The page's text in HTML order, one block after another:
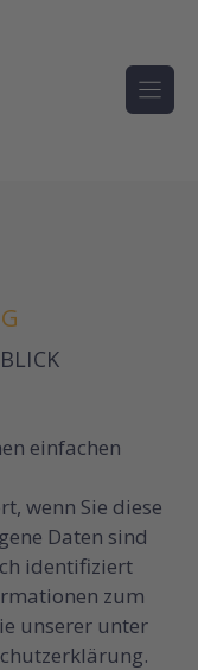
einfachen
wenn Sie diese
Daten sind
identifiziert
zum
unserer unter